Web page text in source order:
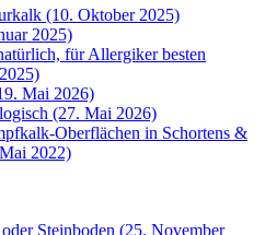
(10. Oktober 2025)
2025)
für Allergiker besten
Mai 2026)
(27. Mai 2026)
Oberflächen in Schortens &
2022)
Steinboden (25. November